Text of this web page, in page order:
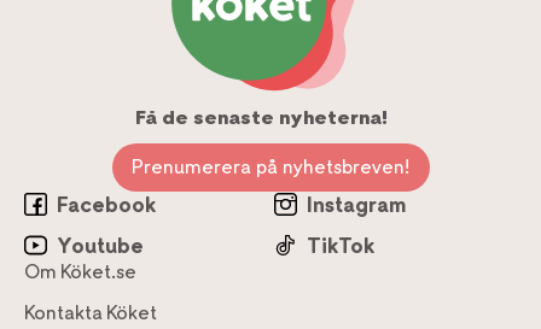
Få de senaste nyheterna!
Prenumerera på nyhetsbreven!
Facebook
Instagram
Youtube
TikTok
Om Köket.se
Kontakta Köket